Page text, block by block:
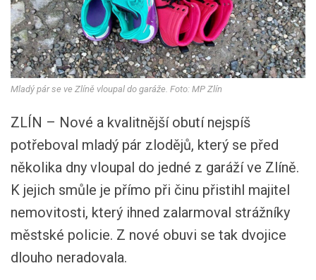
Mladý pár se ve Zlíně vloupal do garáže. Foto: MP Zlín
ZLÍN – Nové a kvalitnější obutí nejspíš
potřeboval mladý pár zlodějů, který se před
několika dny vloupal do jedné z garáží ve Zlíně.
K jejich smůle je přímo při činu přistihl majitel
nemovitosti, který ihned zalarmoval strážníky
městské policie. Z nové obuvi se tak dvojice
dlouho neradovala.